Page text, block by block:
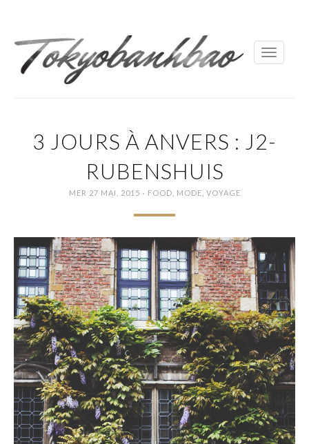
Toggle
3 JOURS À ANVERS : J2-
RUBENSHUIS
MER 27 MAI, 2015 · FOOD MODE VOYAGE